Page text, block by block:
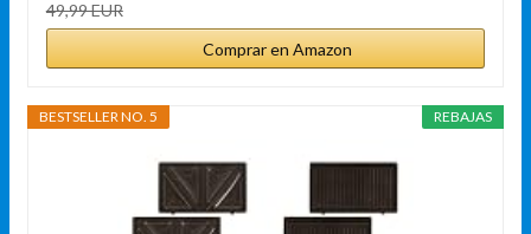
49,99 EUR
Comprar en Amazon
REBAJAS
BESTSELLER NO. 5